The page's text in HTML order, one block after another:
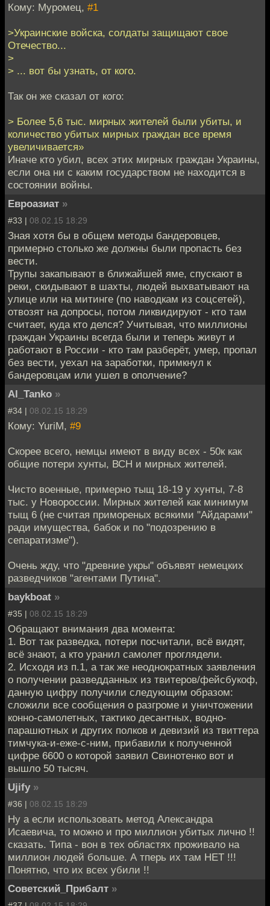
Кому: Муромец, #1
>Украинские войска, солдаты защищают свое
Отечество...
>
> ... вот бы узнать, от кого.
Так он же сказал от кого:
> Более 5,6 тыс. мирных жителей были убиты, и
количество убитых мирных граждан все время
увеличивается»
Иначе кто убил, всех этих мирных граждан Украины,
если она ни с каким государством не находится в
состоянии войны.
Евроазиат »
#33 | 08.02.15 18:29
Зная хотя бы в общем методы бандеровцев,
примерно столько же должны были пропасть без
вести.
Трупы закапывают в ближайшей яме, спускают в
реки, скидывают в шахты, людей выхватывают на
улице или на митинге (по наводкам из соцсетей),
отвозят на допросы, потом ликвидируют - кто там
считает, куда кто делся? Учитывая, что миллионы
граждан Украины всегда были и теперь живут и
работают в России - кто там разберёт, умер, пропал
без вести, уехал на заработки, примкнул к
бандеровцам или ушел в ополчение?
Al_Tanko »
#34 | 08.02.15 18:29
Кому: YuriM, #9
Скорее всего, немцы имеют в виду всех - 50к как
общие потери хунты, ВСН и мирных жителей.
Чисто военные, примерно тыщ 18-19 у хунты, 7-8
тыс. у Новороссии. Мирных жителей как минимум
тыщ 6 (не считая примореных всякими "Айдарами"
ради имущества, бабок и по "подозрению в
сепаратизме").
Очень жду, что "древние укры" объявят немецких
разведчиков "агентами Путина".
baykboat »
#35 | 08.02.15 18:29
Обращают внимания два момента:
1. Вот так разведка, потери посчитали, всё видят,
всё знают, а кто уранил самолет проглядели.
2. Исходя из п.1, а так же неоднократных заявления
о получении разведданных из твитеров/фейсбукоф,
данную цифру получили следующим образом:
сложили все сообщения о разгроме и уничтожении
конно-самолетных, тактико десантных, водно-
парашютных и других полков и девизий из твиттера
тимчука-и-еже-с-ним, прибавили к полученной
цифре 6600 о которой заявил Свинотенко вот и
вышло 50 тысяч.
Ujify »
#36 | 08.02.15 18:29
Ну а если использовать метод Александра
Исаевича, то можно и про миллион убитых лично !!
сказать. Типа - вон в тех областях проживало на
миллион людей больше. А тперь их там НЕТ !!!
Понятно, что их всех убили !!
Советский_Прибалт »